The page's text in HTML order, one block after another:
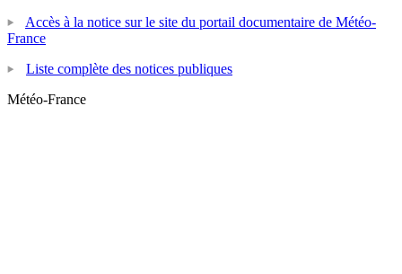
Accès à la notice sur le site du portail documentaire de Météo-
France
Liste complète des notices publiques
Météo-France